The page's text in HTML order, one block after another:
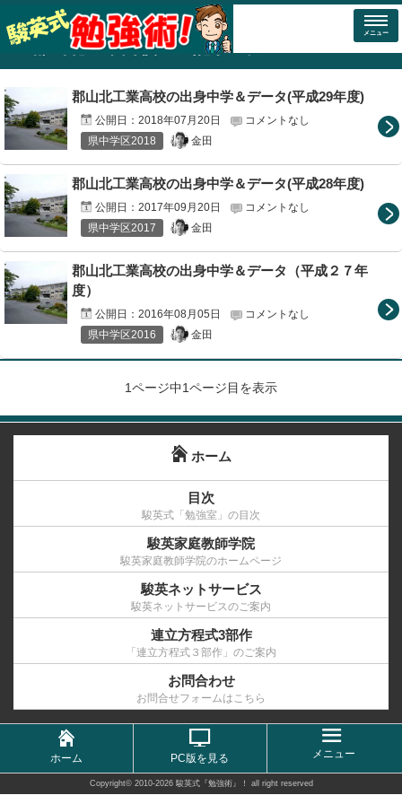
メニュー
トップページ タグ：郡山北工業高校
「 郡山北工業高校」の記事一覧
郡山北工業高校の出身中学＆データ(平成29年度)
公開日： 2018年07月20日
コメントなし
県中学区2018
金田
郡山北工業高校の出身中学＆データ(平成28年度)
公開日： 2017年09月20日
コメントなし
県中学区2017
金田
郡山北工業高校の出身中学＆データ（平成２７年
度）
公開日： 2016年08月05日
コメントなし
県中学区2016
金田
1ページ中1ページ目を表示
ホーム
目次
駿英式「勉強室」の目次
駿英家庭教師学院
駿英家庭教師学院のホームページ
駿英ネットサービス
駿英ネットサービスのご案内
連立方程式3部作
「連立方程式３部作」のご案内
お問合わせ
お問合せフォームはこちら
ホーム PC版を見る メニュー
Copyright© 2010-2026 駿英式『勉強術』！ all right reserved